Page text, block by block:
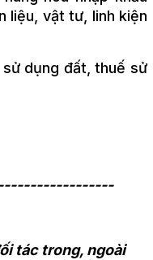
liệu, vật tư, linh kiện
dụng đất, thuế sử
tác trong, ngoài